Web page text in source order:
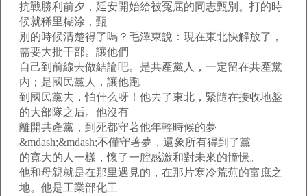
抗戰勝利前夕，延安開始給被冤屈的同志甄別。打的時
候就稀里糊涂，甄
別的時候清楚得了嗎？毛澤東說：現在東北快解放了，
需要大批干部。讓他們
自己到前線去做結論吧。是共產黨人，一定留在共產黨
內；是國民黨人，讓他跑
到國民黨去，怕什么呀！他去了東北，緊隨在接收地盤
的大部隊之后。他沒有
離開共產黨，到死都守著他年輕時候的夢
&mdash;&mdash;不僅守著夢，還象所有得到了黨
的寬大的人一樣，懷了一腔感激和對未來的憧憬。
他和母親就是在那里遇見的，在那片寒冷荒蕪的富庶之
地。他是工業部化工